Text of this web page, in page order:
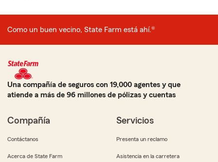
Como un buen vecino, State Farm está ahí.®
Una compañía de seguros con 19,000 agentes y que
atiende a más de 96 millones de pólizas y cuentas
Compañía
Contáctanos
Acerca de State Farm
Servicios
Presenta un reclamo
Asistencia en la carretera